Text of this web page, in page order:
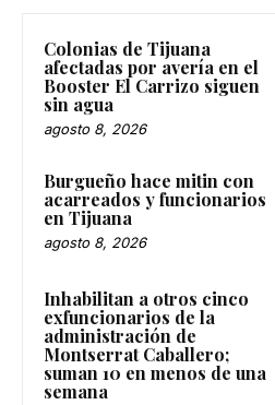
Colonias de Tijuana
afectadas por avería en el
Booster El Carrizo siguen
sin agua
agosto 8, 2026
Burgueño hace mitin con
acarreados y funcionarios
en Tijuana
agosto 8, 2026
Inhabilitan a otros cinco
exfuncionarios de la
administración de
Montserrat Caballero;
suman 10 en menos de una
semana